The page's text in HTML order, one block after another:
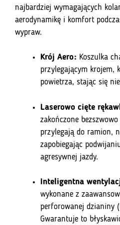
najbardziej wymagających
aerodynamikę i komfort
wypraw.
Krój Aero: Koszulka
przylegającym krojem,
powietrza, stając się
Laserowo cięte
zakończone
przylegają do ramion,
zapobiegając
agresywnej jazdy.
Inteligentna
wykonane z
perforowanej dzianiny
Gwarantuje to